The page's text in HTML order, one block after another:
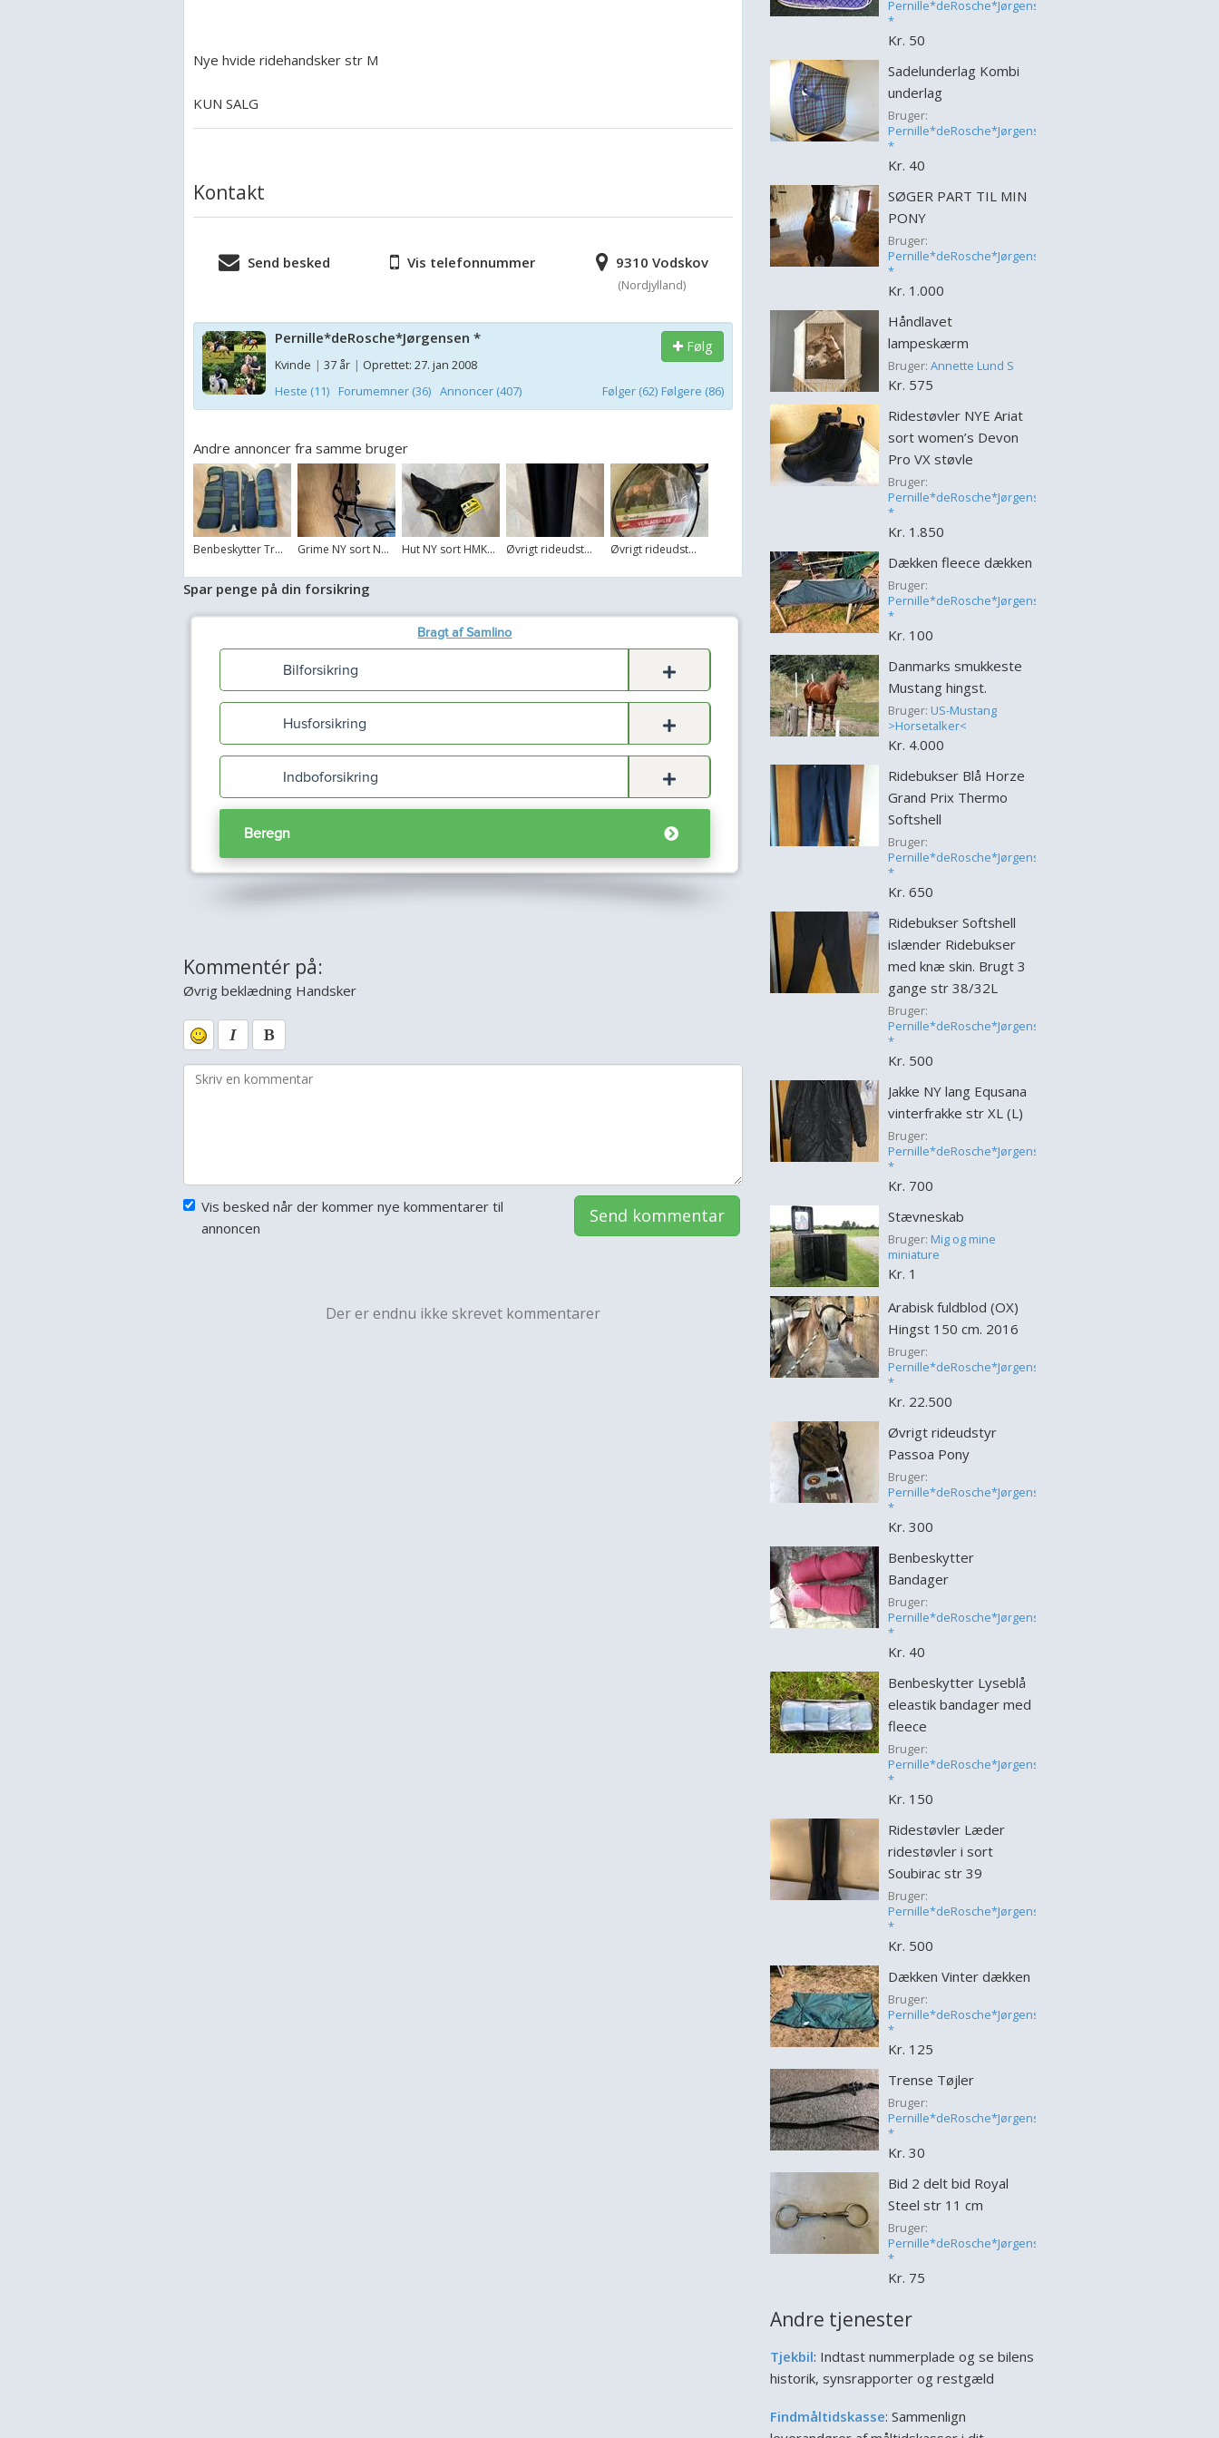
Nye hvide ridehandsker str M
KUN SALG
Kontakt
Send besked Vis telefonnummer 9310 Vodskov
(Nordjylland)
Pernille*deRosche*Jørgensen *
Kvinde | 37 år | Oprettet: 27. jan 2008
Heste (11)
Forumemner (36) Annoncer (407)
Følg
Følger (62) Følgere (86)
Andre annoncer fra samme bruger
Benbeskytter Tr... Grime NY sort N... Hut NY sort HMK... Øvrigt rideudst... Øvrigt rideudst...
Spar penge på din forsikring
Kommentér på:
Øvrig beklædning Handsker
Vis besked når der kommer nye kommentarer til
annoncen
Send kommentar
Der er endnu ikke skrevet kommentarer
Pernille*deRosche*Jørgensen
*
Kr. 50
Sadelunderlag Kombi
underlag
Bruger:
Pernille*deRosche*Jørgensen
*
Kr. 40
SØGER PART TIL MIN
PONY
Bruger:
Pernille*deRosche*Jørgensen
*
Kr. 1.000
Håndlavet
lampeskærm
Bruger: Annette Lund S
Kr. 575
Ridestøvler NYE Ariat
sort women’s Devon
Pro VX støvle
Bruger:
Pernille*deRosche*Jørgensen
*
Kr. 1.850
Dækken fleece dækken
Bruger:
Pernille*deRosche*Jørgensen
*
Kr. 100
Danmarks smukkeste
Mustang hingst.
Bruger: US-Mustang
>Horsetalker<
Kr. 4.000
Ridebukser Blå Horze
Grand Prix Thermo
Softshell
Bruger:
Pernille*deRosche*Jørgensen
*
Kr. 650
Ridebukser Softshell
islænder Ridebukser
med knæ skin. Brugt 3
gange str 38/32L
Bruger:
Pernille*deRosche*Jørgensen
*
Kr. 500
Jakke NY lang Equsana
vinterfrakke str XL (L)
Bruger:
Pernille*deRosche*Jørgensen
*
Kr. 700
Stævneskab
Bruger: Mig og mine
miniature
Kr. 1
Arabisk fuldblod (OX)
Hingst 150 cm. 2016
Bruger:
Pernille*deRosche*Jørgensen
*
Kr. 22.500
Øvrigt rideudstyr
Passoa Pony
Bruger:
Pernille*deRosche*Jørgensen
*
Kr. 300
Benbeskytter
Bandager
Bruger:
Pernille*deRosche*Jørgensen
*
Kr. 40
Benbeskytter Lyseblå
eleastik bandager med
fleece
Bruger:
Pernille*deRosche*Jørgensen
*
Kr. 150
Ridestøvler Læder
ridestøvler i sort
Soubirac str 39
Bruger:
Pernille*deRosche*Jørgensen
*
Kr. 500
Dækken Vinter dækken
Bruger:
Pernille*deRosche*Jørgensen
*
Kr. 125
Trense Tøjler
Bruger:
Pernille*deRosche*Jørgensen
*
Kr. 30
Bid 2 delt bid Royal
Steel str 11 cm
Bruger:
Pernille*deRosche*Jørgensen
*
Kr. 75
Andre tjenester
Tjekbil: Indtast nummerplade og se bilens
historik, synsrapporter og restgæld
Findmåltidskasse: Sammenlign